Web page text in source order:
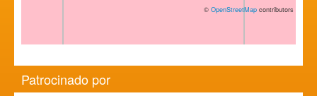
© OpenStreetMap contributors
Patrocinado por